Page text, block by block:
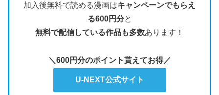
加入後無料で読める漫画はキャンペーンでもらえ
る600円分と
無料で配信している作品も多数あります！
＼600円分のポイント貰えてお得／
U-NEXT公式サイト